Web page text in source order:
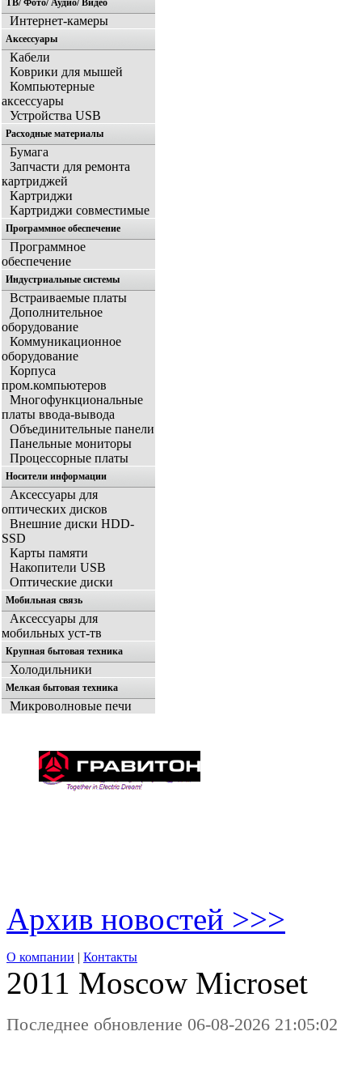
ТВ/ Фото/ Аудио/ Видео
Интернет-камеры
Аксессуары
Кабели
Коврики для мышей
Компьютерные
аксессуары
Устройства USB
Расходные материалы
Бумага
Запчасти для ремонта
картриджей
Картриджи
Картриджи совместимые
Программное обеспечение
Программное
обеспечение
Индустриальные системы
Встраиваемые платы
Дополнительное
оборудование
Коммуникационное
оборудование
Корпуса
пром.компьютеров
Многофункциональные
платы ввода-вывода
Объединительные панели
Панельные мониторы
Процессорные платы
Носители информации
Аксессуары для
оптических дисков
Внешние диски HDD-
SSD
Карты памяти
Накопители USB
Оптические диски
Мобильная связь
Аксессуары для
мобильных уст-тв
Крупная бытовая техника
Холодильники
Мелкая бытовая техника
Микроволновые печи
Архив новостей >>>
О компании | Контакты
2011 Moscow Microset
Последнее обновление 06-08-2026 21:05:02